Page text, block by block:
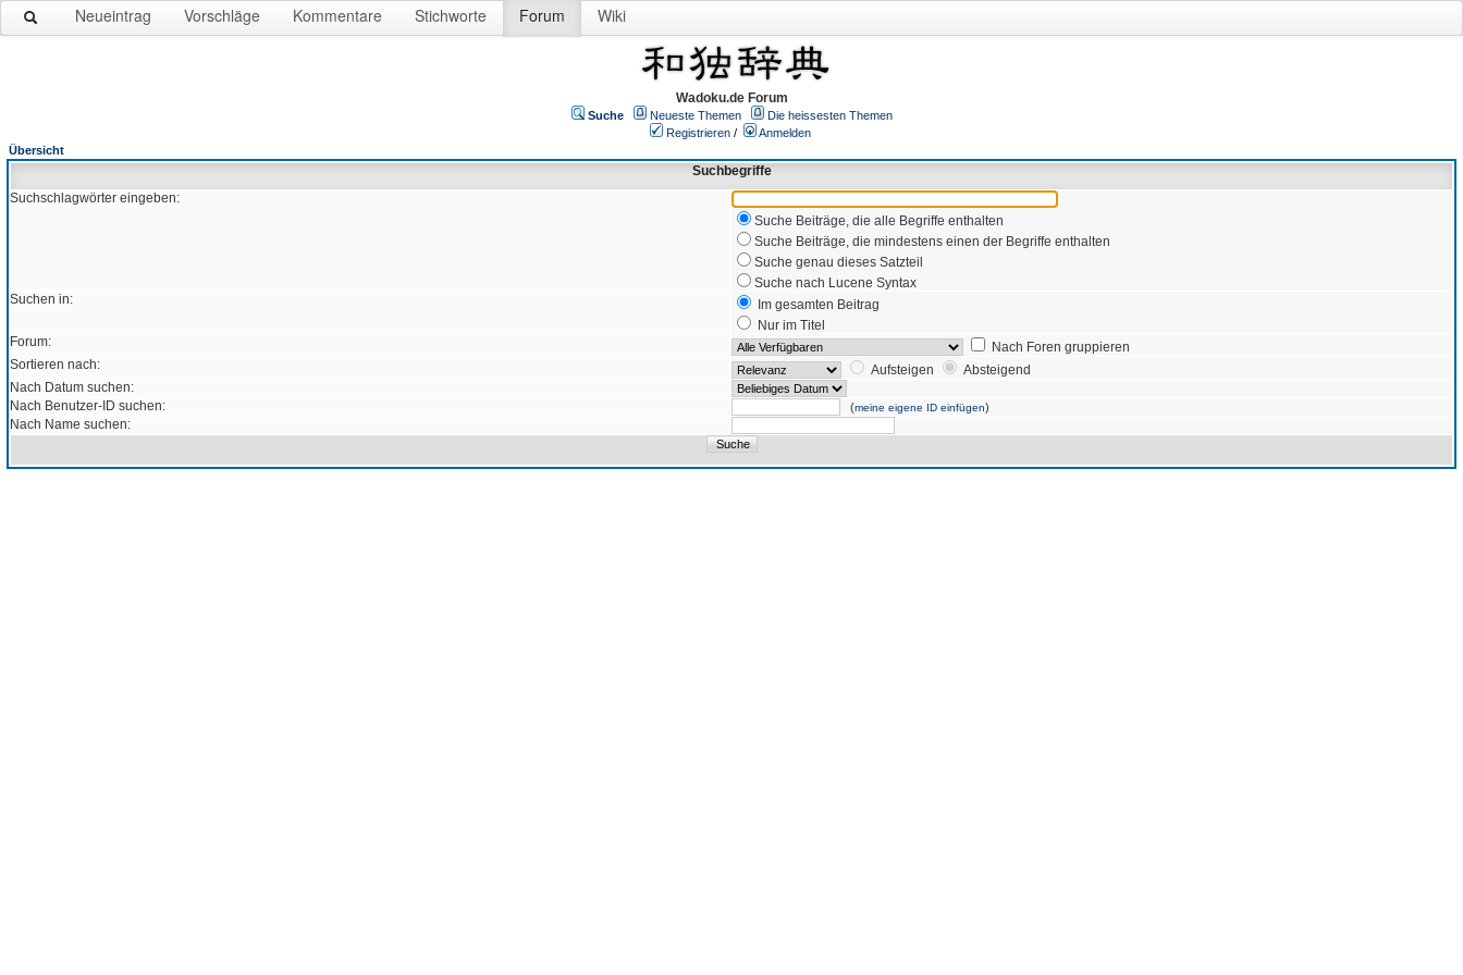
Neueintrag Vorschläge Kommentare Stichworte Forum Wiki
Wadoku.de Forum
Suche Neueste Themen
Die heissesten Themen
Registrieren /
Anmelden
Übersicht
Suchbegriffe
Suchschlagwörter eingeben:
Suche Beiträge, die alle Begriffe enthalten
Suche Beiträge, die mindestens einen der Begriffe enthalten
Suche genau dieses Satzteil
Suche nach Lucene Syntax
Suchen in:
Im gesamten Beitrag
Nur im Titel
Forum:
Nach Foren gruppieren
Sortieren nach:
Aufsteigen
Absteigend
Nach Datum suchen:
Nach Benutzer-ID suchen:
(meine eigene ID einfügen)
Nach Name suchen: